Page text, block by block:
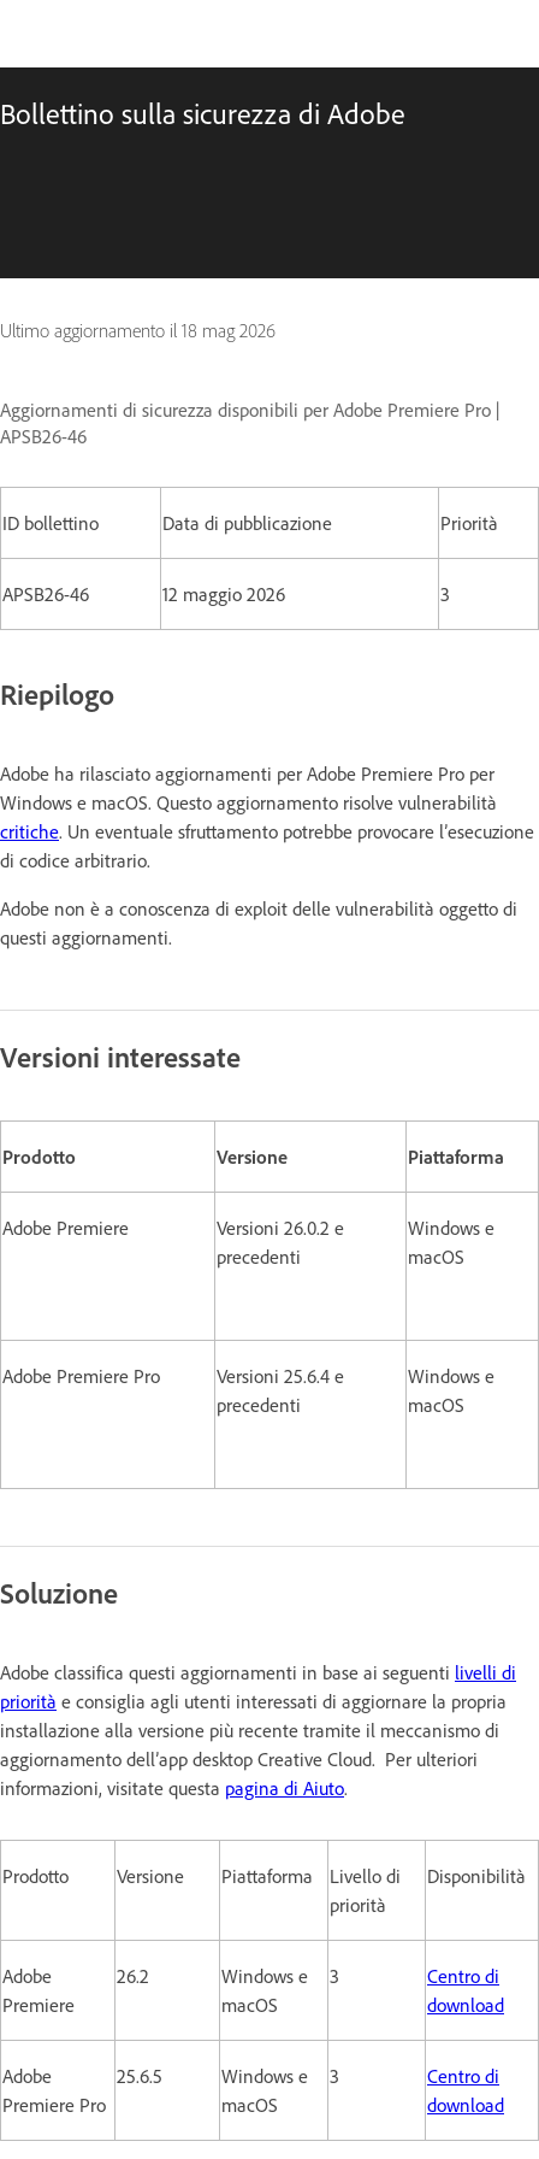
Bollettino sulla sicurezza di Adobe
Ultimo aggiornamento il 18 mag 2026
Aggiornamenti di sicurezza disponibili per Adobe Premiere Pro |
APSB26-46
ID bollettino Data di pubblicazione Priorità
APSB26-46 12 maggio 2026 3
Riepilogo
Adobe ha rilasciato aggiornamenti per Adobe Premiere Pro per
Windows e macOS. Questo aggiornamento risolve vulnerabilità
critiche. Un eventuale sfruttamento potrebbe provocare l’esecuzione
di codice arbitrario.
Adobe non è a conoscenza di exploit delle vulnerabilità oggetto di
questi aggiornamenti.
Versioni interessate
Prodotto Versione Piattaforma
Adobe Premiere
Versioni 26.0.2 e
precedenti
Windows e
macOS
Adobe Premiere Pro
Versioni 25.6.4 e
precedenti
Windows e
macOS
Soluzione
Adobe classifica questi aggiornamenti in base ai seguenti livelli di
priorità e consiglia agli utenti interessati di aggiornare la propria
installazione alla versione più recente tramite il meccanismo di
aggiornamento dell’app desktop Creative Cloud. Per ulteriori
informazioni, visitate questa pagina di Aiuto.
Prodotto Versione Piattaforma
Livello di
priorità
Disponibilità
Adobe
Premiere
26.2
Windows e
macOS
3
Centro di
download
Adobe
Premiere Pro
25.6.5
Windows e
macOS
3
Centro di
download